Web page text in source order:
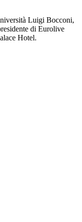
Luigi Bocconi,
di Eurolive
Hotel.